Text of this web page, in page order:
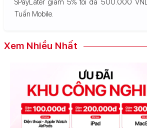
SPayLater giảm 5% tối đa 500.000
Tuấn Mobile.
Xem Nhiều Nhất